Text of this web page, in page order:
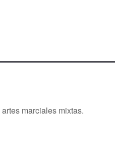
marciales mixtas.